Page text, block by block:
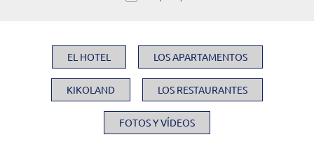
EL HOTEL LOS APARTAMENTOS
KIKOLAND LOS RESTAURANTES
FOTOS Y VÍDEOS